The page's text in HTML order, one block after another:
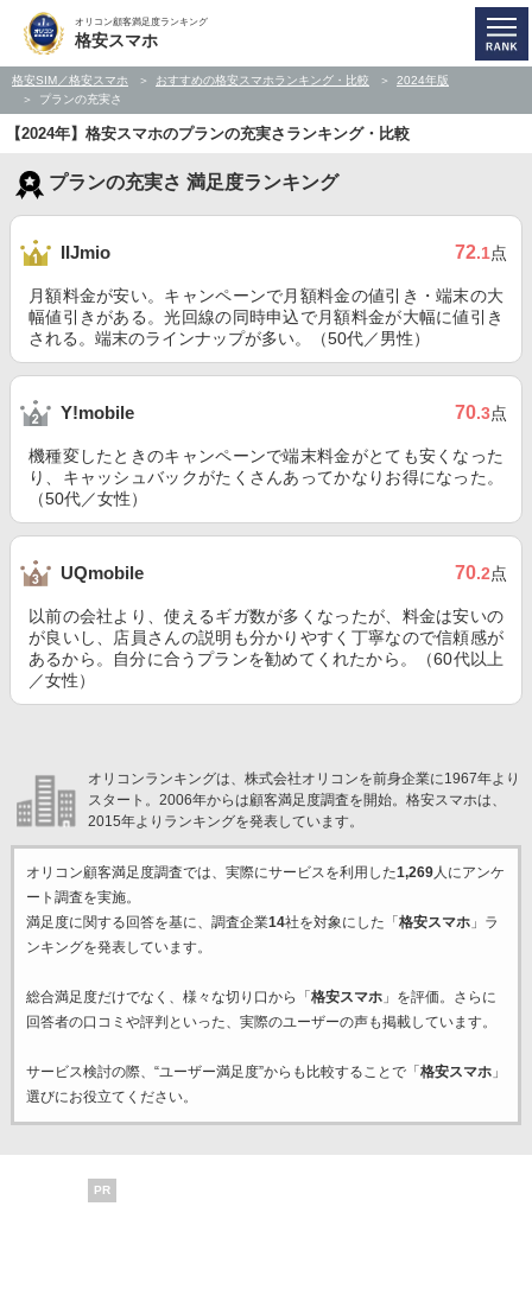
オリコン顧客満足度ランキング
格安スマホ
格安SIM／格安スマホ おすすめの格安スマホランキング・比較
2024年版
プランの充実さ
【2024年】格安スマホのプランの充実さランキング・比較
プランの充実さ 満足度ランキング
IIJmio 72.1点
月額料金が安い。キャンペーンで月額料金の値引き・端末の大
幅値引きがある。光回線の同時申込で月額料金が大幅に値引き
される。端末のラインナップが多い。（50代／男性）
Y!mobile 70.3点
機種変したときのキャンペーンで端末料金がとても安くなった
り、キャッシュバックがたくさんあってかなりお得になった。
（50代／女性）
UQmobile 70.2点
以前の会社より、使えるギガ数が多くなったが、料金は安いの
が良いし、店員さんの説明も分かりやすく丁寧なので信頼感が
あるから。自分に合うプランを勧めてくれたから。（60代以上
／女性）
オリコンランキングは、株式会社オリコンを前身企業に1967年より
スタート。2006年からは顧客満足度調査を開始。格安スマホは、
2015年よりランキングを発表しています。
オリコン顧客満足度調査では、実際にサービスを利用した1,269人にアンケ
ート調査を実施。
満足度に関する回答を基に、調査企業14社を対象にした「 格安スマホ」ラ
ンキングを発表しています。
総合満足度だけでなく、様々な切り口から「 格安スマホ」を評価。さらに
回答者の口コミや評判といった、実際のユーザーの声も掲載しています。
サービス検討の際、“ユーザー満足度”からも比較することで「 格安スマホ」
選びにお役立てください。
PR